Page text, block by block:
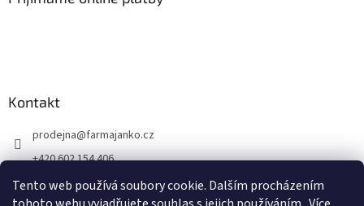
Tento web používá soubory cookie. Dalším procházením
Kontakt
prodejna@farmajanko.cz
+420 602 154 406
Prodejna Farma Janko